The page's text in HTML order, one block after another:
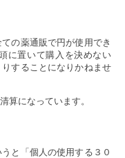
の薬通販で円が使用でき
に置いて購入を決めない
することになりかねませ
算になっています。
と「個人の使用する３０